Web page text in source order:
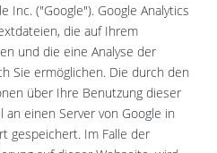
Inc. ("Google"). Google Analytics
die auf Ihrem
und die eine Analyse der
Sie ermöglichen. Die durch den
über Ihre Benutzung dieser
einen Server von Google in
gespeichert. Im Falle der